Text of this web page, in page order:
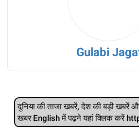
Gulabi
दुनिया की ताजा खबरें, देश की बड़ी खबरें
खबर English में पढ़ने यहां क्लिक करें